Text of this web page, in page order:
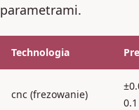
parametrami.
Technologia
cnc (frezowanie)